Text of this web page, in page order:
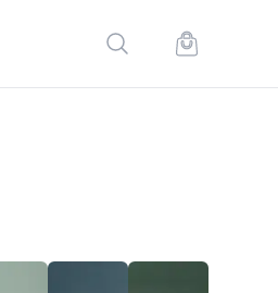
Поиск по сайту
Корзина